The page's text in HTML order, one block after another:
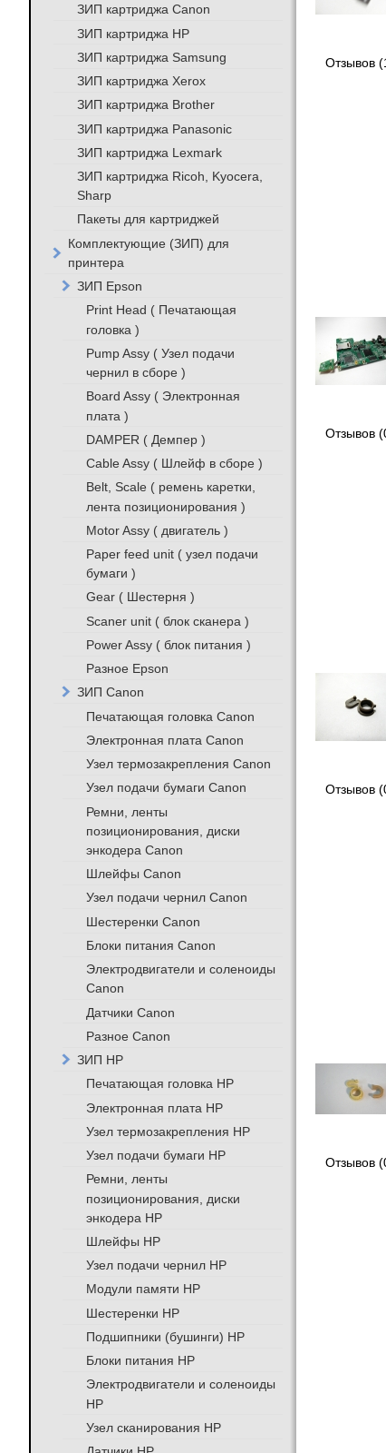
Отзывов
Отзывов
Отзывов
Отзывов
ЗИП картриджа Canon
ЗИП картриджа HP
ЗИП картриджа Samsung
ЗИП картриджа Xerox
ЗИП картриджа Brother
ЗИП картриджа Panasonic
ЗИП картриджа Lexmark
ЗИП картриджа Ricoh, Kyocera,
Sharp
Пакеты для картриджей
Комплектующие (ЗИП) для
принтера
ЗИП Epson
Print Head ( Печатающая
головка )
Pump Assy ( Узел подачи
чернил в сборе )
Board Assy ( Электронная
плата )
DAMPER ( Демпер )
Cable Assy ( Шлейф в сборе )
Belt, Scale ( ремень каретки,
лента позиционирования )
Motor Assy ( двигатель )
Paper feed unit ( узел подачи
бумаги )
Gear ( Шестерня )
Scaner unit ( блок сканера )
Power Assy ( блок питания )
Разное Epson
ЗИП Canon
Печатающая головка Canon
Электронная плата Canon
Узел термозакрепления Canon
Узел подачи бумаги Canon
Ремни, ленты
позиционирования, диски
энкодера Canon
Шлейфы Canon
Узел подачи чернил Canon
Шестеренки Canon
Блоки питания Canon
Электродвигатели и соленоиды
Canon
Датчики Canon
Разное Canon
ЗИП HP
Печатающая головка HP
Электронная плата HP
Узел термозакрепления HP
Узел подачи бумаги HP
Ремни, ленты
позиционирования, диски
энкодера HP
Шлейфы HP
Узел подачи чернил HP
Модули памяти HP
Шестеренки HP
Подшипники (бушинги) HP
Блоки питания HP
Электродвигатели и соленоиды
HP
Узел сканирования HP